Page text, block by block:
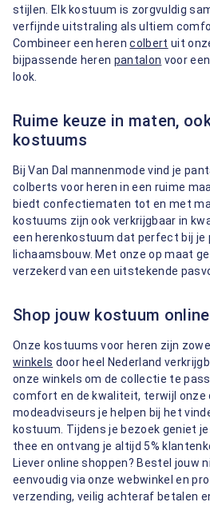
stijlen. Elk kostuum is zorgvuldig
verfijnde uitstraling als ultiem
Combineer een herencolbert uit
bijpassende heren pantalon voor
look.
Ruime keuze in maten,
kostuums
Bij Van Dal mannenmode vind je
colberts voor heren in een ruime
biedt confectiematen tot en met
kostuums zijn ook verkrijgbaar in
een herenkostuum dat perfect bij je
lichaamsbouw. Met onze op maat
verzekerd van een uitstekende
Shop jouw kostuum
Onze kostuums voor heren zijn
winkels door heel Nederland
onze winkels om de collectie te
comfort en de kwaliteit, terwijl onze
modeadviseurs je helpen bij het
kostuum. Tijdens je bezoek geniet
thee en ontvang je altijd 5%
Liever online shoppen? Bestel jouw
eenvoudig via onze webwinkel en
verzending, veilig achteraf betalen